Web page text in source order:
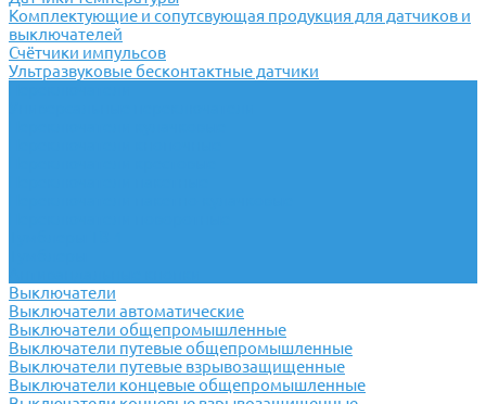
Комплектующие и сопутсвующая продукция для датчиков и
выключателей
Счётчики импульсов
Ультразвуковые бесконтактные датчики
Выключатели
Выключатели автоматические
Выключатели общепромышленные
Выключатели путевые общепромышленные
Выключатели путевые взрывозащищенные
Выключатели концевые общепромышленные